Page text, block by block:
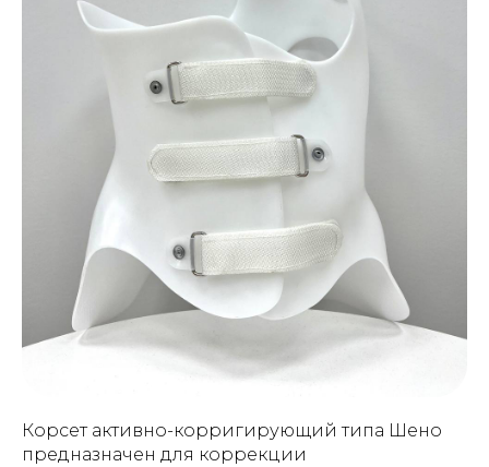
Корсет активно-корригирующий типа Шено
предназначен для коррекции